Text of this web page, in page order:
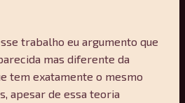
trabalho eu argumento que
mas diferente da
tem exatamente o mesmo
apesar de essa teoria